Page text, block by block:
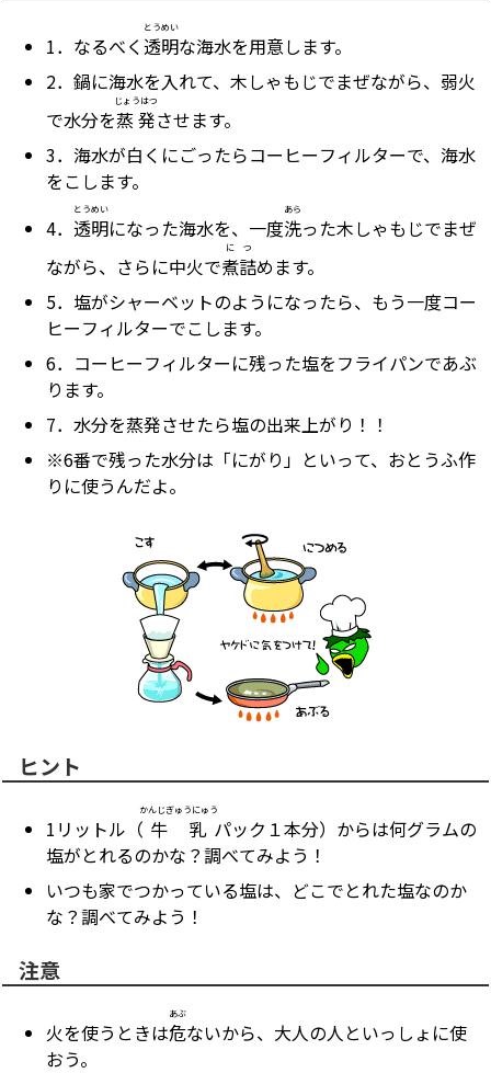
1．なるべく透明
とうめい
な海水を用意します。
2．鍋に海水を入れて、木しゃもじでまぜながら、弱火
で水分を蒸発
じょうはつ
させます。
3．海水が白くにごったらコーヒーフィルターで、海水
をこします。
4． 透明
とうめい
になった海水を、一度洗
あら
った木しゃもじでまぜ
ながら、さらに中火で煮詰
につ
めます。
5．塩がシャーベットのようになったら、もう一度コー
ヒーフィルターでこします。
6．コーヒーフィルターに残った塩をフライパンであぶ
ります。
7．水分を蒸発させたら塩の出来上がり！！
※6番で残った水分は「にがり」といって、おとうふ作
りに使うんだよ。
ヒント
1リットル（ 牛乳
かんじぎゅうにゅう
パック１本分）からは何グラムの
塩がとれるのかな？調べてみよう！
いつも家でつかっている塩は、どこでとれた塩なのか
な？調べてみよう！
注意
火を使うときは危
あぶ
ないから、大人の人といっしょに使
おう。